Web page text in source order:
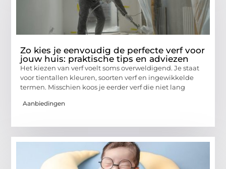
Zo kies je eenvoudig de perfecte verf voor
jouw huis: praktische tips en adviezen
Het kiezen van verf voelt soms overweldigend. Je staat
voor tientallen kleuren, soorten verf en ingewikkelde
termen. Misschien koos je eerder verf die niet lang
Aanbiedingen